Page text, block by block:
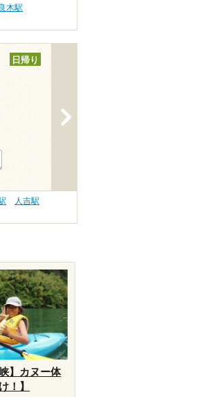
木駅
日帰り
人吉駅
】カヌー体
！】